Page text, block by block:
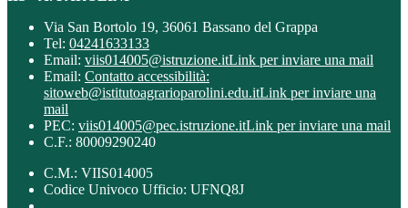
Via San Bortolo 19, 36061 Bassano del Grappa
Tel: 04241633133
Email: viis014005@istruzione.itLink per inviare una mail
Email: Contatto accessibilità:
sitoweb@istitutoagrarioparolini.edu.itLink per inviare una
mail
PEC: viis014005@pec.istruzione.itLink per inviare una mail
C.F.: 80009290240
C.M.: VIIS014005
Codice Univoco Ufficio: UFNQ8J